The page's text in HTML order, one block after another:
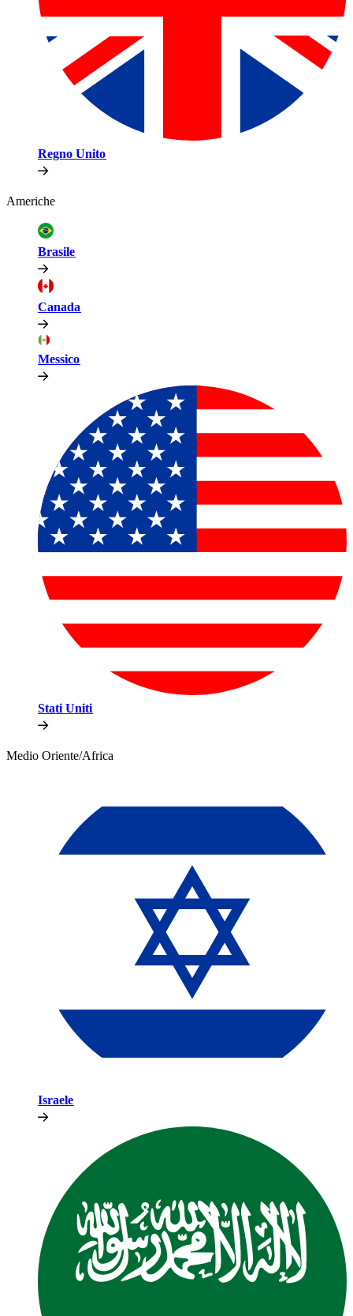
Regno Unito​​
Americhe​​
Brasile​​
Canada​​
Messico​​
Stati Uniti​​
Medio Oriente/Africa​​
Israele​​